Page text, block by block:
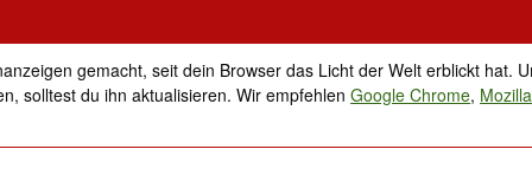
gemacht, seit dein Browser das Licht der Welt erblickt hat.
solltest du ihn aktualisieren. Wir empfehlenGoogle Chrome,